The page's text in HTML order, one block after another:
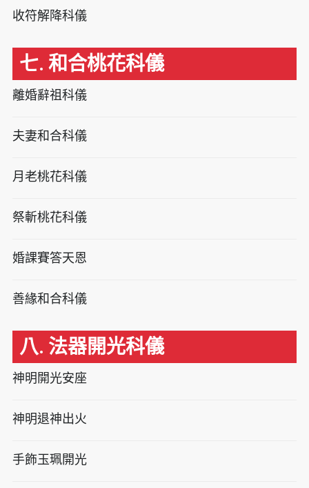
收符解降科儀
七. 和合桃花科儀
離婚辭祖科儀
夫妻和合科儀
月老桃花科儀
祭斬桃花科儀
婚課賽答天恩
善緣和合科儀
八. 法器開光科儀
神明開光安座
神明退神出火
手飾玉珮開光